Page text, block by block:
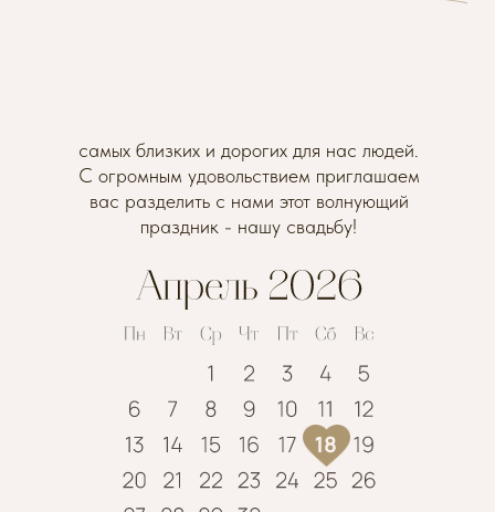
самых близких и дорогих для нас людей.
С огромным удовольствием приглашаем
вас разделить с нами этот волнующий
праздник - нашу свадьбу!